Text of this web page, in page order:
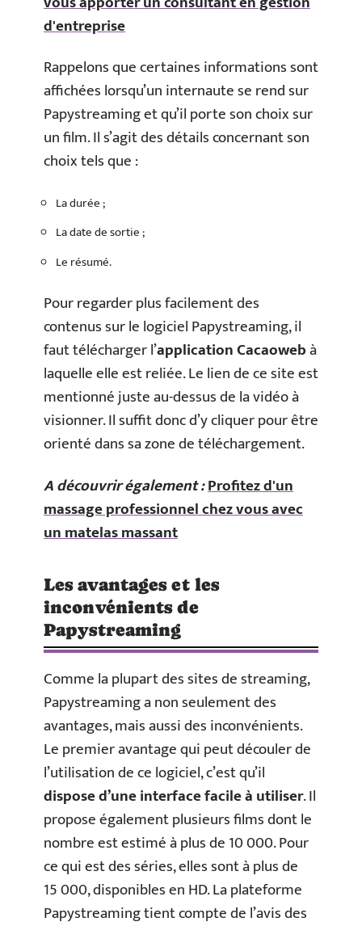
d'entreprise
Rappelons que certaines informations sont
affichées lorsqu’un internaute se rend sur
Papystreaming et qu’il porte son choix sur
un film. Il s’agit des détails concernant son
choix tels que :
La durée ;
La date de sortie ;
Le résumé.
Pour regarder plus facilement des
contenus sur le logiciel Papystreaming, il
faut télécharger l’application Cacaowebà
laquelle elle est reliée. Le lien de ce site est
mentionné juste au-dessus de la vidéo à
visionner. Il suffit donc d’y cliquer pour être
orienté dans sa zone de téléchargement.
A découvrir également :Profitez d'un
massage professionnel chez vous avec
un matelas massant
Les avantages et les
inconvénients de
Papystreaming
Comme la plupart des sites de streaming,
Papystreaming a non seulement des
avantages, mais aussi des inconvénients.
Le premier avantage qui peut découler de
l’utilisation de ce logiciel, c’est qu’il
dispose d’une interface facile à utiliser. Il
propose également plusieurs films dont le
nombre est estimé à plus de 10 000. Pour
ce qui est des séries, elles sont à plus de
15 000, disponibles en HD. La plateforme
Papystreaming tient compte de l’avis des